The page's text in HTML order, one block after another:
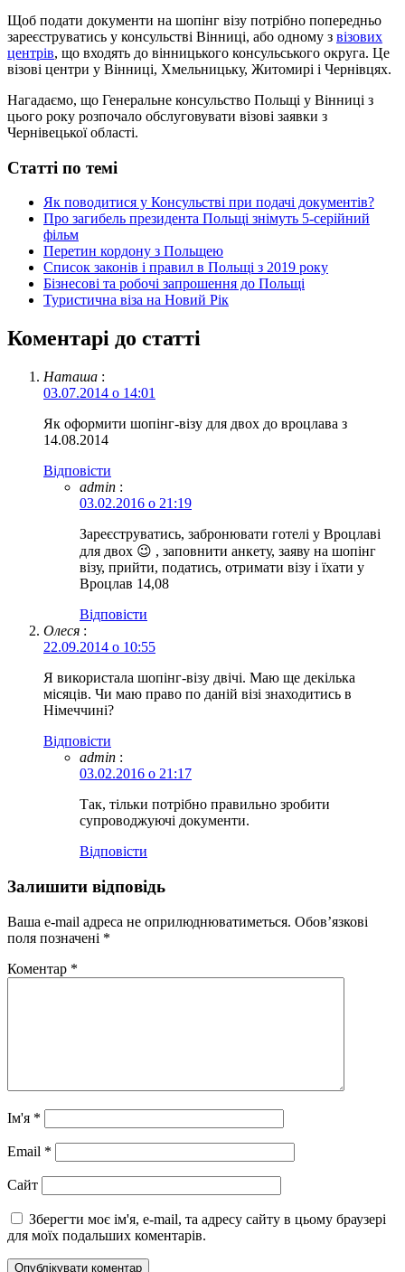
Щоб подати документи на шопінг візу потрібно попередньо
зареєструватись у консульстві Вінниці, або одному з візових
центрів, що входять до вінницького консульського округа. Це
візові центри у Вінниці, Хмельницьку, Житомирі і Чернівцях.
Нагадаємо, що Генеральне консульство Польщі у Вінниці з
цього року розпочало обслуговувати візові заявки з
Чернівецької області.
Статті по темі
Як поводитися у Консульстві при подачі документів?
Про загибель президента Польщі знімуть 5-серійний
фільм
Перетин кордону з Польщею
Список законів і правил в Польщі з 2019 року
Бізнесові та робочі запрошення до Польщі
Туристична віза на Новий Рік
Коментарі до статті
Наташа :
03.07.2014 о 14:01
Як оформити шопінг-візу для двох до вроцлава з
14.08.2014
Відповіcти
admin :
03.02.2016 о 21:19
Зареєструватись, забронювати готелі у Вроцлаві
для двох 😉 , заповнити анкету, заяву на шопінг
візу, прийти, податись, отримати візу і їхати у
Вроцлав 14,08
Відповіcти
Олеся :
22.09.2014 о 10:55
Я використала шопінг-візу двічі. Маю ще декілька
місяців. Чи маю право по даній візі знаходитись в
Німеччині?
Відповіcти
admin :
03.02.2016 о 21:17
Так, тільки потрібно правильно зробити
супроводжуючі документи.
Відповіcти
Залишити відповідь
Ваша e-mail адреса не оприлюднюватиметься. Обов’язкові
поля позначені *
Коментар *
Ім'я *
Email *
Сайт
Зберегти моє ім'я, e-mail, та адресу сайту в цьому браузері
для моїх подальших коментарів.